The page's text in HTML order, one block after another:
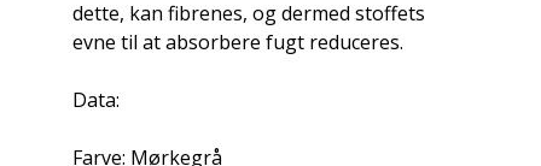
dette, kan fibrenes, og dermed stoffets
evne til at absorbere fugt reduceres.
Data:
Farve: Mørkegrå